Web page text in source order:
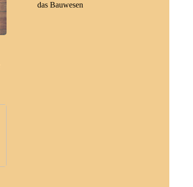
das Bauwesen